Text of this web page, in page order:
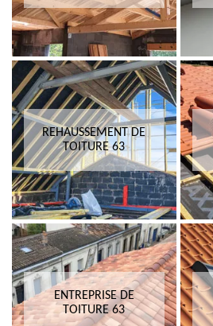
REHAUSSEMENT DE
TOITURE 63
ENTREPRISE DE
TOITURE 63